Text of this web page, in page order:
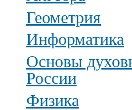
Геометрия
Информатика
Основы
России
Физика